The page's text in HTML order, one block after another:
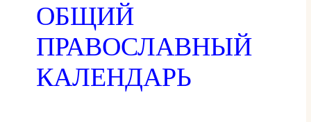
ОБЩИЙ
ПРАВОСЛАВНЫЙ
КАЛЕНДАРЬ